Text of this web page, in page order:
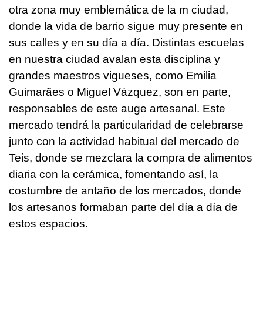
otra zona muy emblemática de la m ciudad,
donde la vida de barrio sigue muy presente en
sus calles y en su día a día. Distintas escuelas
en nuestra ciudad avalan esta disciplina y
grandes maestros vigueses, como Emilia
Guimarães o Miguel Vázquez, son en parte,
responsables de este auge artesanal. Este
mercado tendrá la particularidad de celebrarse
junto con la actividad habitual del mercado de
Teis, donde se mezclara la compra de alimentos
diaria con la cerámica, fomentando así, la
costumbre de antaño de los mercados, donde
los artesanos formaban parte del día a día de
estos espacios.